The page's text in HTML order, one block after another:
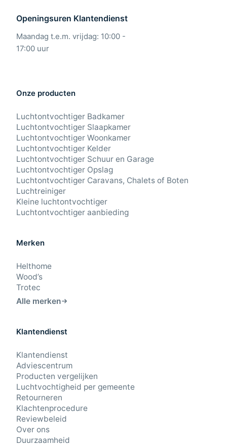
Openingsuren Klantendienst
Maandag t.e.m. vrijdag: 10:00 -
17:00 uur
Onze producten
Luchtontvochtiger Badkamer
Luchtontvochtiger Slaapkamer
Luchtontvochtiger Woonkamer
Luchtontvochtiger Kelder
Luchtontvochtiger Schuur en Garage
Luchtontvochtiger Opslag
Luchtontvochtiger Caravans, Chalets of Boten
Luchtreiniger
Kleine luchtontvochtiger
Luchtontvochtiger aanbieding
Merken
Helthome
Wood’s
Trotec
Alle merken
Klantendienst
Klantendienst
Adviescentrum
Producten vergelijken
Luchtvochtigheid per gemeente
Retourneren
Klachtenprocedure
Reviewbeleid
Over ons
Duurzaamheid
9,4/10
Beoordeling: Uitstekend
43 beoordelingen
Hij maakt weinig geluid, doet wat hij moet doen en doet dat
relatief snel.
Lucas · Amsterdam